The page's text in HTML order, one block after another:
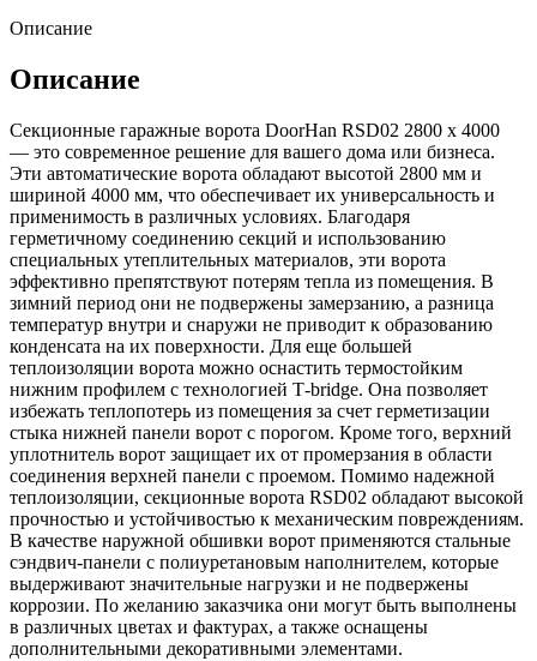
Описание
Описание
Секционные гаражные ворота DoorHan RSD02 2800 х 4000
— это современное решение для вашего дома или бизнеса.
Эти автоматические ворота обладают высотой 2800 мм и
шириной 4000 мм, что обеспечивает их универсальность и
применимость в различных условиях. Благодаря
герметичному соединению секций и использованию
специальных утеплительных материалов, эти ворота
эффективно препятствуют потерям тепла из помещения. В
зимний период они не подвержены замерзанию, а разница
температур внутри и снаружи не приводит к образованию
конденсата на их поверхности. Для еще большей
теплоизоляции ворота можно оснастить термостойким
нижним профилем с технологией Т-bridge. Она позволяет
избежать теплопотерь из помещения за счет герметизации
стыка нижней панели ворот с порогом. Кроме того, верхний
уплотнитель ворот защищает их от промерзания в области
соединения верхней панели с проемом. Помимо надежной
теплоизоляции, секционные ворота RSD02 обладают высокой
прочностью и устойчивостью к механическим повреждениям.
В качестве наружной обшивки ворот применяются стальные
сэндвич-панели с полиуретановым наполнителем, которые
выдерживают значительные нагрузки и не подвержены
коррозии. По желанию заказчика они могут быть выполнены
в различных цветах и фактурах, а также оснащены
дополнительными декоративными элементами.